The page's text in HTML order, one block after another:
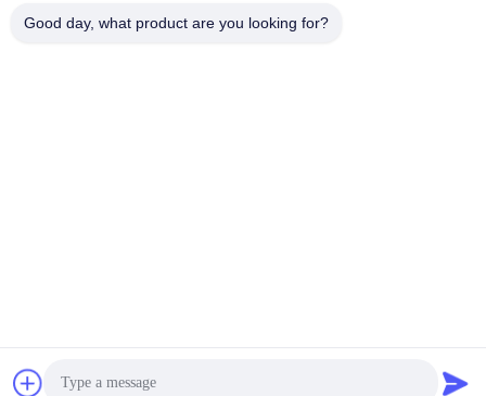
Good day, what product are you looking for?